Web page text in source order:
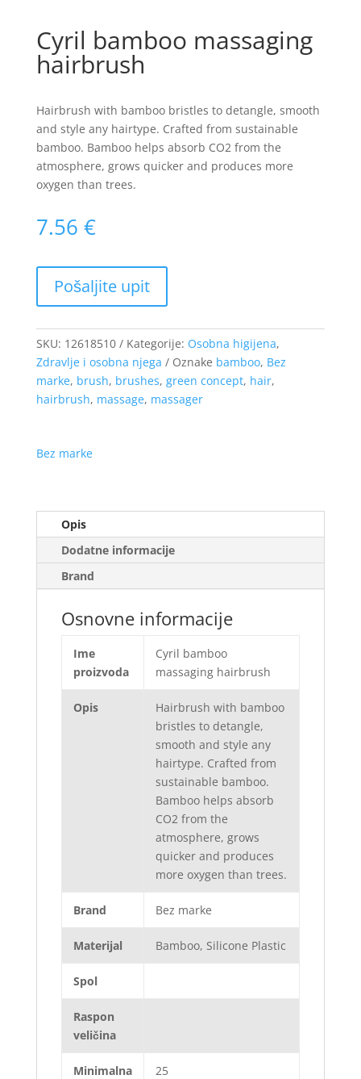
Cyril bamboo massaging
hairbrush
Hairbrush with bamboo bristles to detangle, smooth
and style any hairtype. Crafted from sustainable
bamboo. Bamboo helps absorb CO2 from the
atmosphere, grows quicker and produces more
oxygen than trees.
7.56 €
SKU: 12618510 Kategorije: Osobna higijena,
Zdravlje i osobna njega
Oznake bamboo, Bez
marke, brush, brushes, green concept, hair,
hairbrush, massage, massager
Bez marke
Opis
Dodatne informacije
Brand
Osnovne informacije
Ime
proizvoda
Cyril bamboo
massaging hairbrush
Opis
Hairbrush with bamboo
bristles to detangle,
smooth and style any
hairtype. Crafted from
sustainable bamboo.
Bamboo helps absorb
CO2 from the
atmosphere, grows
quicker and produces
more oxygen than trees.
Brand Bez marke
Materijal Bamboo, Silicone Plastic
Spol
Raspon
veličina
Minimalna 25